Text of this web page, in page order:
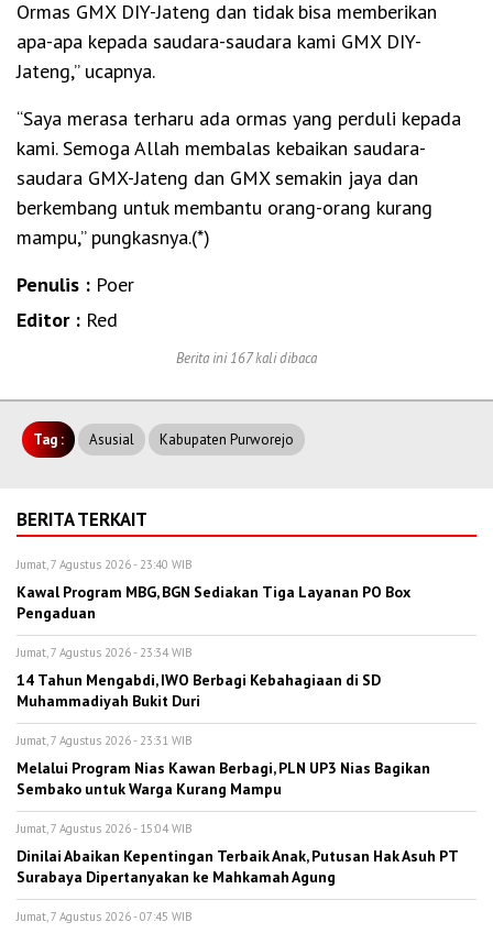
Ormas GMX DIY-Jateng dan tidak bisa memberikan
apa-apa kepada saudara-saudara kami GMX DIY-
Jateng,” ucapnya.
“Saya merasa terharu ada ormas yang perduli kepada
kami. Semoga Allah membalas kebaikan saudara-
saudara GMX-Jateng dan GMX semakin jaya dan
berkembang untuk membantu orang-orang kurang
mampu,” pungkasnya.(*)
Penulis : Poer
Editor : Red
Berita ini 167 kali dibaca
Tag : Asusial Kabupaten Purworejo
BERITA TERKAIT
Jumat, 7 Agustus 2026 - 23:40 WIB
Kawal Program MBG, BGN Sediakan Tiga Layanan PO Box
Pengaduan
Jumat, 7 Agustus 2026 - 23:34 WIB
14 Tahun Mengabdi, IWO Berbagi Kebahagiaan di SD
Muhammadiyah Bukit Duri
Jumat, 7 Agustus 2026 - 23:31 WIB
Melalui Program Nias Kawan Berbagi, PLN UP3 Nias Bagikan
Sembako untuk Warga Kurang Mampu
Jumat, 7 Agustus 2026 - 15:04 WIB
Dinilai Abaikan Kepentingan Terbaik Anak, Putusan Hak Asuh PT
Surabaya Dipertanyakan ke Mahkamah Agung
Jumat, 7 Agustus 2026 - 07:45 WIB